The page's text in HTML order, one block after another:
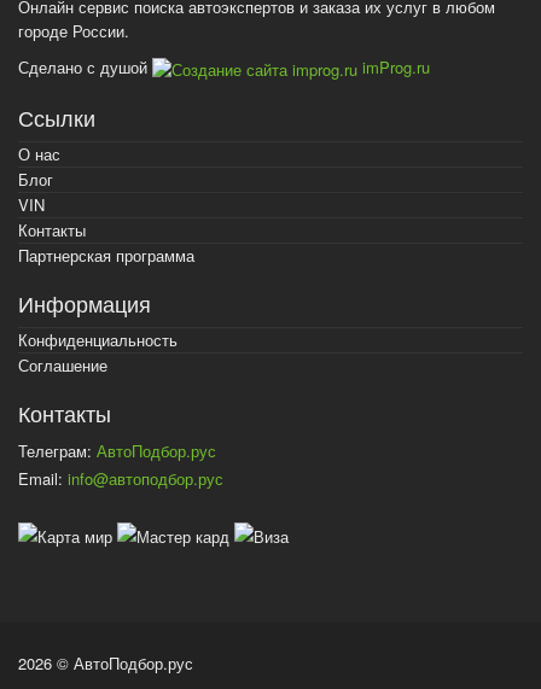
Онлайн сервис поиска автоэкспертов и заказа их услуг в любом
городе России.
Сделано с душой
imProg.ru
Ссылки
О нас
Блог
VIN
Контакты
Партнерская программа
Информация
Конфиденциальность
Соглашение
Контакты
Телеграм: АвтоПодбор.рус
Email: info@автоподбор.рус
2026 © АвтоПодбор.рус